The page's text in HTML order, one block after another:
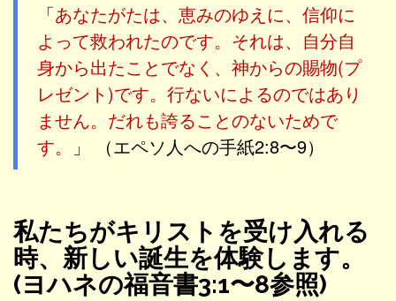
「あなたがたは、恵みのゆえに、信仰に
よって救われたのです。それは、自分自
身から出たことでなく、神からの賜物(プ
レゼント)です。行ないによるのではあり
ません。だれも誇ることのないためで
す。
」 （エペソ人への手紙2:8〜9）
私たちがキリストを受け入れる
時、新しい誕生を体験します。
(ヨハネの福音書3:1〜8参照)